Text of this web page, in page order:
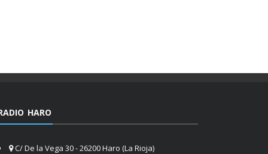
HARO
C/ De la Vega 30 - 26200 Haro (La Rioja)